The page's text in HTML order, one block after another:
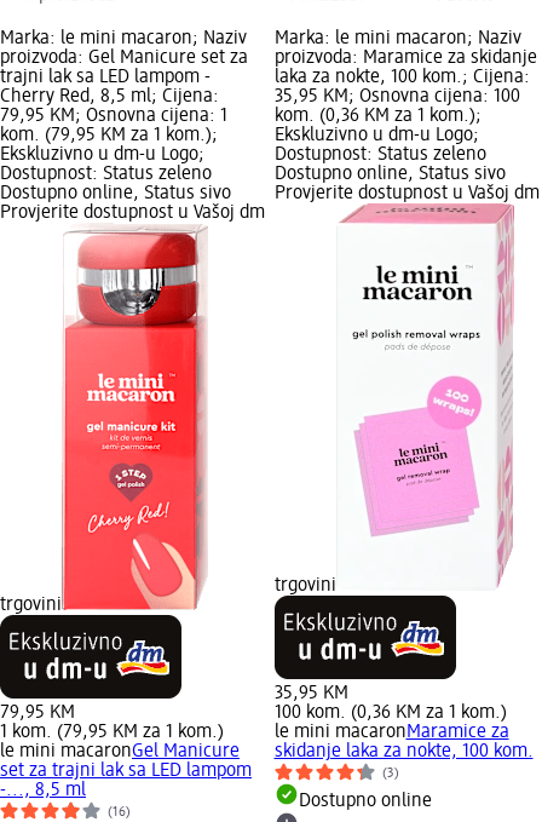
Marka: le mini macaron; Naziv
proizvoda: Gel Manicure set za
trajni lak sa LED lampom -
Cherry Red, 8,5 ml; Cijena:
79,95 KM; Osnovna cijena: 1
kom. (79,95 KM za 1 kom.);
Ekskluzivno u dm-u Logo;
Dostupnost: Status zeleno
Dostupno online, Status sivo
Provjerite dostupnost u Vašoj dm
trgovini
79,95 KM
1 kom. (79,95 KM za 1 kom.)
le mini macaronGel Manicure
set za trajni lak sa LED lampom
-..., 8,5 ml
(16)
Marka: le mini macaron; Naziv
proizvoda: Maramice za skidanje
laka za nokte, 100 kom.; Cijena:
35,95 KM; Osnovna cijena: 100
kom. (0,36 KM za 1 kom.);
Ekskluzivno u dm-u Logo;
Dostupnost: Status zeleno
Dostupno online, Status sivo
Provjerite dostupnost u Vašoj dm
trgovini
35,95 KM
100 kom. (0,36 KM za 1 kom.)
le mini macaronMaramice za
skidanje laka za nokte, 100 kom.
(3)
Dostupno online